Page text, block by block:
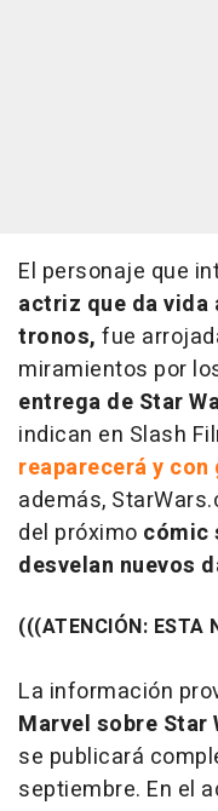
El personaje que
actriz que da vida
tronos, fue
miramientos por
entrega de Star
indican en Slash
reaparecerá y con
además,
del próximo cómic
desvelan nuevos
(((ATENCIÓN: ESTA
La información
Marvel sobre Star
se publicará
septiembre. En el